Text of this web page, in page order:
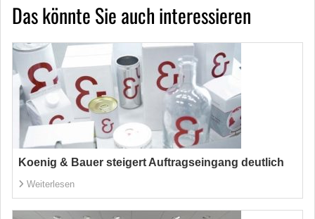
Das könnte Sie auch interessieren
Koenig & Bauer steigert Auftragseingang deutlich
Weiterlesen